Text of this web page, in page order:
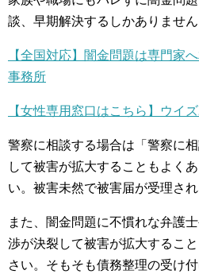
談、早期解決するしかありません
【全国対応】闇金問題は専門家
事務所
【女性専用窓口はこちら】ウイ
警察に相談する場合は「警察に
して被害が拡大することもよく
い。被害未然で被害届が受理さ
また、闇金問題に不慣れな弁護
渉が決裂して被害が拡大するこ
さい。そもそも債務整理の受け